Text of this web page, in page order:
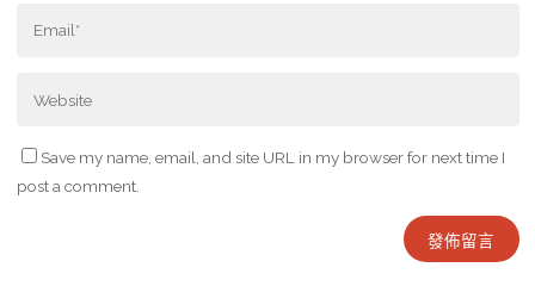
Save my name, email, and site URL in my browser for next time I
post a comment.